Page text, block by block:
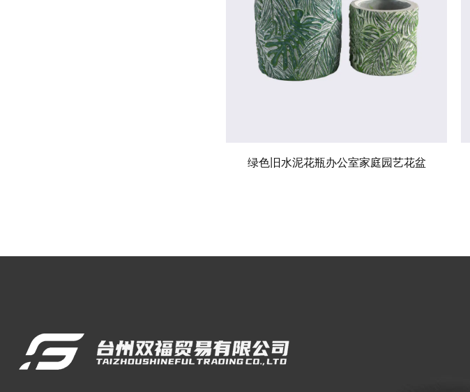
绿色旧水泥花瓶办公室家庭园艺花盆